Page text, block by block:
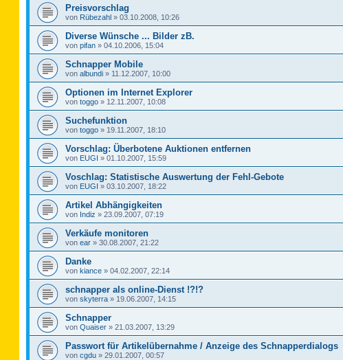
Preisvorschlag
von Rübezahl » 03.10.2008, 10:26
Diverse Wünsche ... Bilder zB.
von pifan » 04.10.2006, 15:04
Schnapper Mobile
von albundi » 11.12.2007, 10:00
Optionen im Internet Explorer
von toggo » 12.11.2007, 10:08
Suchefunktion
von toggo » 19.11.2007, 18:10
Vorschlag: Überbotene Auktionen entfernen
von EUGI » 01.10.2007, 15:59
Voschlag: Statistische Auswertung der Fehl-Gebote
von EUGI » 03.10.2007, 18:22
Artikel Abhängigkeiten
von Indiz » 23.09.2007, 07:19
Verkäufe monitoren
von ear » 30.08.2007, 21:22
Danke
von kiance » 04.02.2007, 22:14
schnapper als online-Dienst !?!?
von skyterra » 19.06.2007, 14:15
Schnapper
von Quaiser » 21.03.2007, 13:29
Passwort für Artikelübernahme / Anzeige des Schnapperdialogs
von cgdu » 29.01.2007, 00:57